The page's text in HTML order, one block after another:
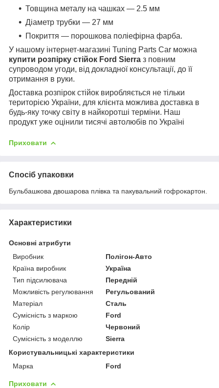
Товщина металу на чашках — 2.5 мм
Діаметр трубки — 27 мм
Покриття — порошкова поліефірна фарба.
У нашому інтернет-магазині Tuning Parts Car можна
купити розпірку стійок Ford Sierra з повним
супроводом угоди, від докладної консультації, до її
отримання в руки.
Доставка розпірок стійок виробляється не тільки
територією України, для клієнта можлива доставка в
будь-яку точку світу в найкоротші терміни. Наш
продукт уже оцінили тисячі автолюбів по Україні
Приховати
Спосіб упаковки
Бульбашкова двошарова плівка та пакувальний гофрокартон.
Характеристики
Основні атрибути
Виробник
Полігон-Авто
Країна виробник
Україна
Тип підсилювача
Передній
Можливість регулювання
Регульований
Матеріал
Сталь
Сумісність з маркою
Ford
Колір
Червоний
Сумісність з моделлю
Sierra
Користувальницькі характеристики
Марка
Ford
Приховати